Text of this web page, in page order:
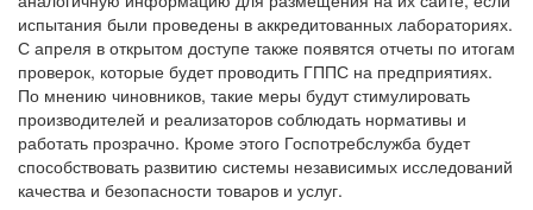
испытания были проведены в аккредитованных лабораториях.
С апреля в открытом доступе также появятся отчеты по итогам
проверок, которые будет проводить ГППС на предприятиях.
По мнению чиновников, такие меры будут стимулировать
производителей и реализаторов соблюдать нормативы и
работать прозрачно. Кроме этого Госпотребслужба будет
способствовать развитию системы независимых исследований
качества и безопасности товаров и услуг.